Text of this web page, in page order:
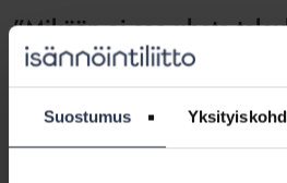
Suostumus
”Mikään ei saa uhata
valinnanmahdollisuuksia”
joka hoitaa paitsi lakimääräiset
arvoa. Tällöin myös isännöinnin